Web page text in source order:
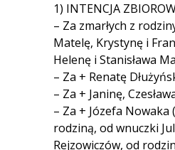
1) INTENCJA
– Za zmarłych z
Matelę, Krystynę i
Helenę i Stanisława
– Za + Renatę
– Za + Janinę,
– Za + Józefa Nowaka
rodziną, od wnuczki
Rejzowiczów, od